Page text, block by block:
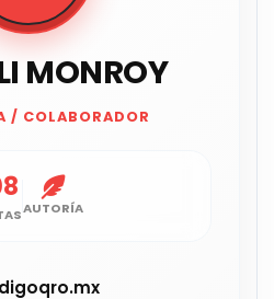
MONROY
/ COLABORADOR
AUTORÍA